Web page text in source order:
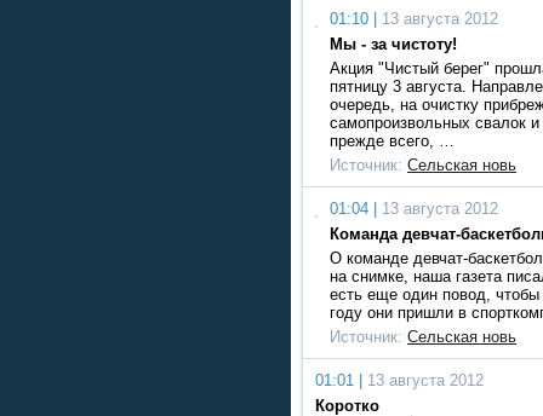
01:10 |
13 августа 2012
Мы - за чистоту!
Акция "Чистый берег"
пятницу 3 августа.
очередь, на очистку
самопроизвольных свалок
прежде всего, …
Источник: Сельская новь
01:04 |
13 августа 2012
Команда девчат-
О команде девчат-
на снимке, наша газета
есть еще один повод, чтобы
году они пришли в
Источник: Сельская новь
01:01 |
13 августа 2012
Коротко